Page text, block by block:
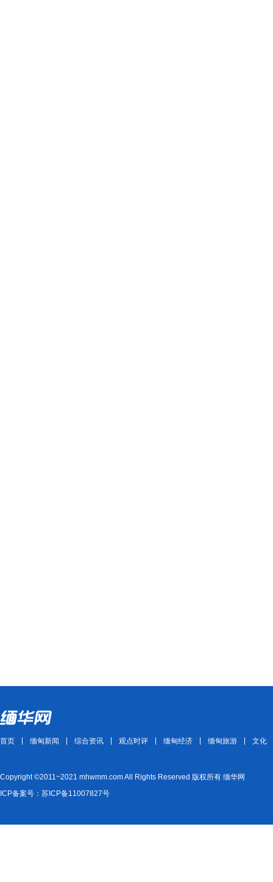
首页 缅甸新闻 综合资讯 观点时评 缅甸经济 缅甸旅游 文化
Copyright ©2011~2021 mhwmm.com All Rights Reserved 版权所有 缅华网
ICP备案号：苏ICP备11007827号